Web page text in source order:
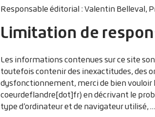
Responsable éditorial :Valentin Belleval,
Limitation de
Les informations contenues sur ce site
toutefois contenir des inexactitudes, des
dysfonctionnement, merci de bien vouloir
coeurdeflandre[dot]fr)en décrivant le
type d’ordinateur et de navigateur utilisé,